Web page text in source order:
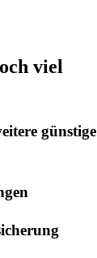
viel
günstige